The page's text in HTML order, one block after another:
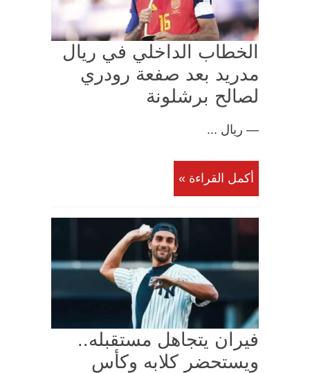
الخطاب الداخلي في ريال
مدريد بعد صفعة رودري
لصالح برشلونة
— ريال ...
أكمل القراءة »
فيران يتجاهل مستقبله..
ويستحضر كلابه وكأس